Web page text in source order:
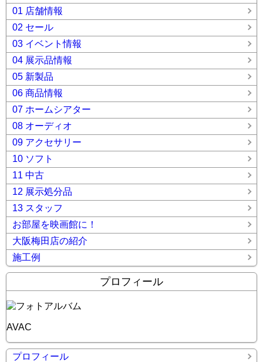
01 店舗情報
02 セール
03 イベント情報
04 展示品情報
05 新製品
06 商品情報
07 ホームシアター
08 オーディオ
09 アクセサリー
10 ソフト
11 中古
12 展示処分品
13 スタッフ
お部屋を映画館に！
大阪梅田店の紹介
施工例
プロフィール
AVAC
プロフィール